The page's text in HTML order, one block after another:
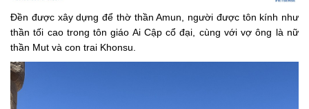
Đền được xây dựng để thờ thần Amun, người được tôn kính như
thần tối cao trong tôn giáo Ai Cập cổ đại, cùng với vợ ông là nữ
thần Mut và con trai Khonsu.